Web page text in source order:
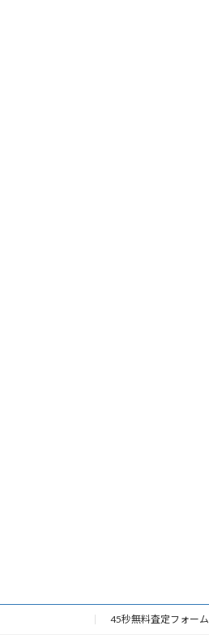
45秒無料査定フォーム